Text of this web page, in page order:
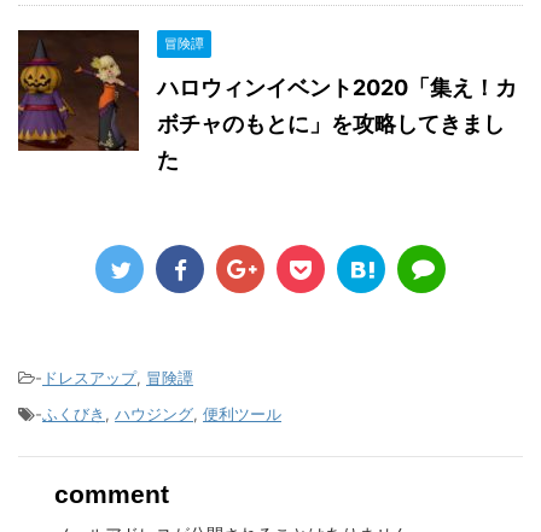
冒険譚
ハロウィンイベント2020「集え！カ
ボチャのもとに」を攻略してきまし
た
- ドレスアップ, 冒険譚
-ふくびき , ハウジング, 便利ツール
comment